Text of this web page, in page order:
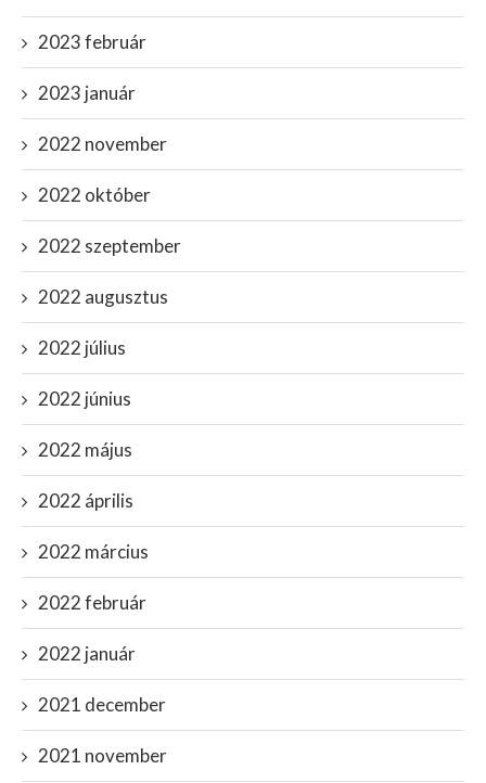
2023 február
2023 január
2022 november
2022 október
2022 szeptember
2022 augusztus
2022 július
2022 június
2022 május
2022 április
2022 március
2022 február
2022 január
2021 december
2021 november